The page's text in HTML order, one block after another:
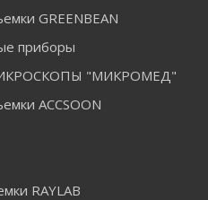
GREENBEAN
приборы
"МИКРОМЕД"
ACCSOON
RAYLAB